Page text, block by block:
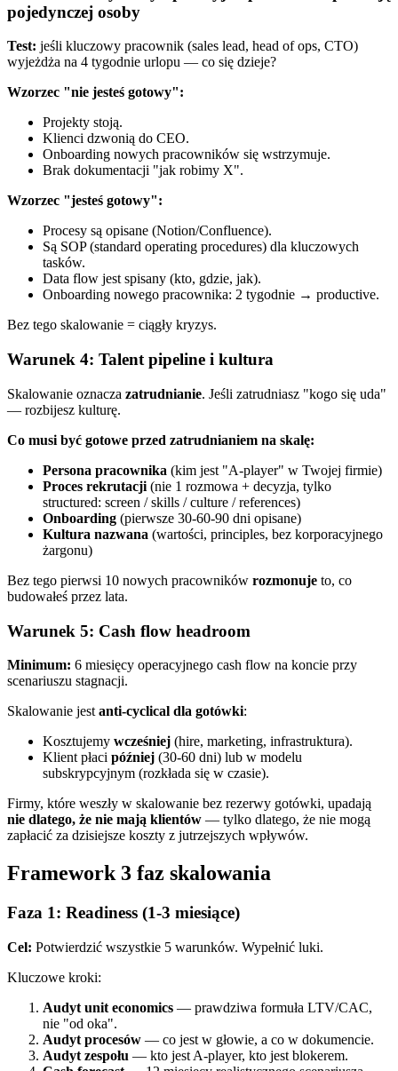
pojedynczej osoby
Test: jeśli kluczowy pracownik (sales lead, head of ops, CTO)
wyjeżdża na 4 tygodnie urlopu — co się dzieje?
Wzorzec "nie jesteś gotowy":
Projekty stoją.
Klienci dzwonią do CEO.
Onboarding nowych pracowników się wstrzymuje.
Brak dokumentacji "jak robimy X".
Wzorzec "jesteś gotowy":
Procesy są opisane (Notion/Confluence).
Są SOP (standard operating procedures) dla kluczowych
tasków.
Data flow jest spisany (kto, gdzie, jak).
Onboarding nowego pracownika: 2 tygodnie → productive.
Bez tego skalowanie = ciągły kryzys.
Warunek 4: Talent pipeline i kultura
Skalowanie oznacza zatrudnianie. Jeśli zatrudniasz "kogo się uda"
— rozbijesz kulturę.
Co musi być gotowe przed zatrudnianiem na skalę:
Persona pracownika (kim jest "A-player" w Twojej firmie)
Proces rekrutacji (nie 1 rozmowa + decyzja, tylko
structured: screen / skills / culture / references)
Onboarding (pierwsze 30-60-90 dni opisane)
Kultura nazwana (wartości, principles, bez korporacyjnego
żargonu)
Bez tego pierwsi 10 nowych pracowników rozmonuje to, co
budowałeś przez lata.
Warunek 5: Cash flow headroom
Minimum: 6 miesięcy operacyjnego cash flow na koncie przy
scenariuszu stagnacji.
Skalowanie jest anti-cyclical dla gotówki:
Kosztujemy wcześniej (hire, marketing, infrastruktura).
Klient płaci później (30-60 dni) lub w modelu
subskrypcyjnym (rozkłada się w czasie).
Firmy, które weszły w skalowanie bez rezerwy gotówki, upadają
nie dlatego, że nie mają klientów — tylko dlatego, że nie mogą
zapłacić za dzisiejsze koszty z jutrzejszych wpływów.
Framework 3 faz skalowania
Faza 1: Readiness (1-3 miesiące)
Cel: Potwierdzić wszystkie 5 warunków. Wypełnić luki.
Kluczowe kroki:
Audyt unit economics — prawdziwa formuła LTV/CAC,
nie "od oka".
Audyt procesów — co jest w głowie, a co w dokumencie.
Audyt zespołu — kto jest A-player, kto jest blokerem.